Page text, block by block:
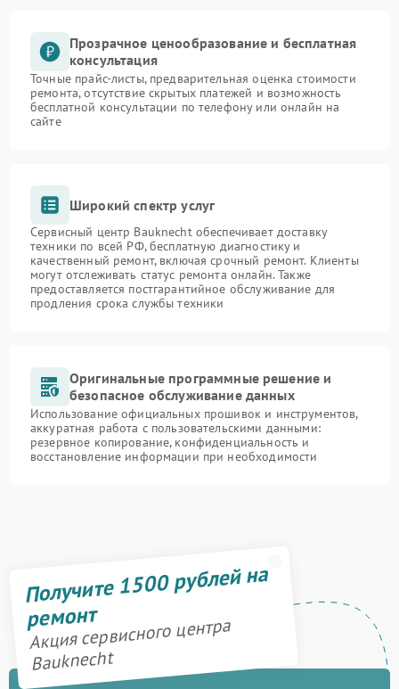
Прозрачное ценообразование и бесплатная
консультация
Точные прайс-листы, предварительная оценка стоимости
ремонта, отсутствие скрытых платежей и возможность
бесплатной консультации по телефону или онлайн на
сайте
Широкий спектр услуг
Сервисный центр Bauknecht обеспечивает доставку
техники по всей РФ, бесплатную диагностику и
качественный ремонт, включая срочный ремонт. Клиенты
могут отслеживать статус ремонта онлайн. Также
предоставляется постгарантийное обслуживание для
продления срока службы техники
Оригинальные программные решение и
безопасное обслуживание данных
Использование официальных прошивок и инструментов,
аккуратная работа с пользовательскими данными:
резервное копирование, конфиденциальность и
восстановление информации при необходимости
Получите 1500 рублей на
ремонт
Акция сервисного центра
Bauknecht